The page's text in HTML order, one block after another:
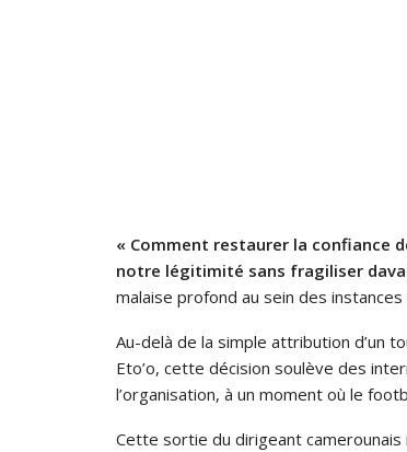
« Comment restaurer la confiance
notre légitimité sans fragiliser
malaise profond au sein des
Au-delà de la simple attribution d’un
Eto’o, cette décision soulève des
l’organisation, à un moment où le
Cette sortie du dirigeant